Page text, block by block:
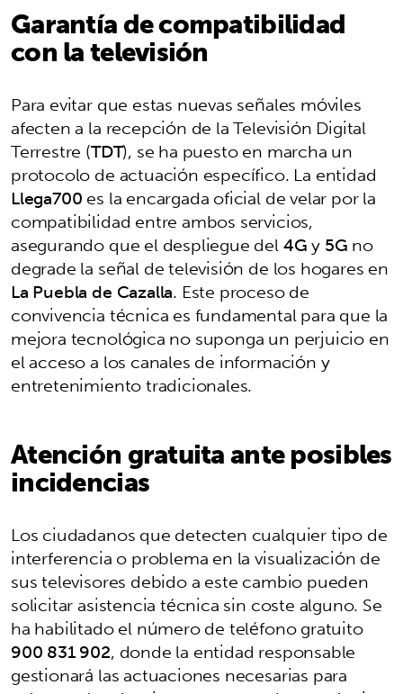
Garantía de compatibilidad
con la televisión
Para evitar que estas nuevas señales móviles
afecten a la recepción de la Televisión Digital
Terrestre (TDT), se ha puesto en marcha un
protocolo de actuación específico. La entidad
Llega700es la encargada oficial de velar por la
compatibilidad entre ambos servicios,
asegurando que el despliegue del4Gy5Gno
degrade la señal de televisión de los hogares en
La Puebla de Cazalla. Este proceso de
convivencia técnica es fundamental para que la
mejora tecnológica no suponga un perjuicio en
el acceso a los canales de información y
entretenimiento tradicionales.
Atención gratuita ante posibles
incidencias
Los ciudadanos que detecten cualquier tipo de
interferencia o problema en la visualización de
sus televisores debido a este cambio pueden
solicitar asistencia técnica sin coste alguno. Se
ha habilitado el número de teléfono gratuito
900 831 902, donde la entidad responsable
gestionará las actuaciones necesarias para